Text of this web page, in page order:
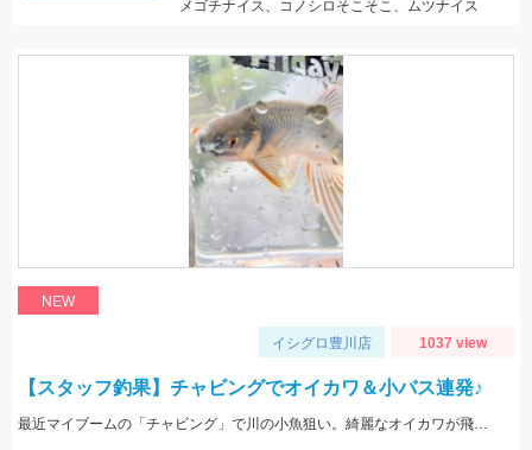
メゴチナイス、コノシロそこそこ、ムツナイス
NEW
イシグロ豊川店 1037 view
【スタッフ釣果】チャビングでオイカワ＆小バス連発♪
最近マイブームの「チャビング」で川の小魚狙い。綺麗なオイカワが飛び出しました♪途中からはブラックバスの子供がスプーンやスピナーに連続ヒットしてきました。